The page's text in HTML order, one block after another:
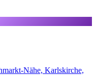
Nähe, Karlskirche,